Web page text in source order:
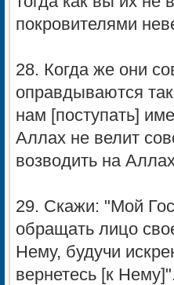
покровителями
28. Когда же они
оправдываются
нам [поступать]
Аллах не велит
возводить на
29. Скажи: "Мой
обращать лицо
Нему, будучи
вернетесь [к Нему]".